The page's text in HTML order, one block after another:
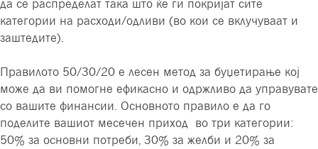
да се распределат така што ќе ги покријат сите
категории на расходи/одливи (во кои се вклучуваат и
заштедите).
Правилото 50/30/20 е лесен метод за буџетирање кој
може да ви помогне ефикасно и одржливо да управувате
со вашите финансии. Основното правило е да го
поделите вашиот месечен приход во три категории:
50% за основни потреби, 30% за желби и 20% за